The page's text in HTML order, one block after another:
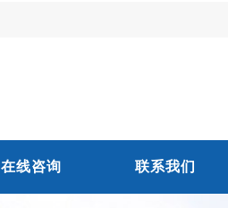
在线咨询 联系我们